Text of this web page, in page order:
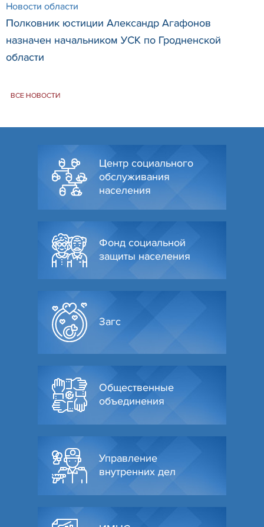
Новости области
Полковник юстиции Александр Агафонов
назначен начальником УСК по Гродненской
области
ВСЕ НОВОСТИ
Центр социального
обслуживания
населения
Фонд социальной
защиты населения
Загс
Общественные
объединения
Управление
внутренних дел